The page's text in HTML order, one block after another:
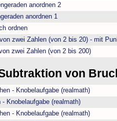
anordnen 2
anordnen 1
ordnen
zwei Zahlen (von 2 bis 20) - mit
zwei Zahlen (von 2 bis 200)
von
- Knobelaufgabe (realmath)
Knobelaufgabe (realmath)
- Knobelaufgabe (realmath)